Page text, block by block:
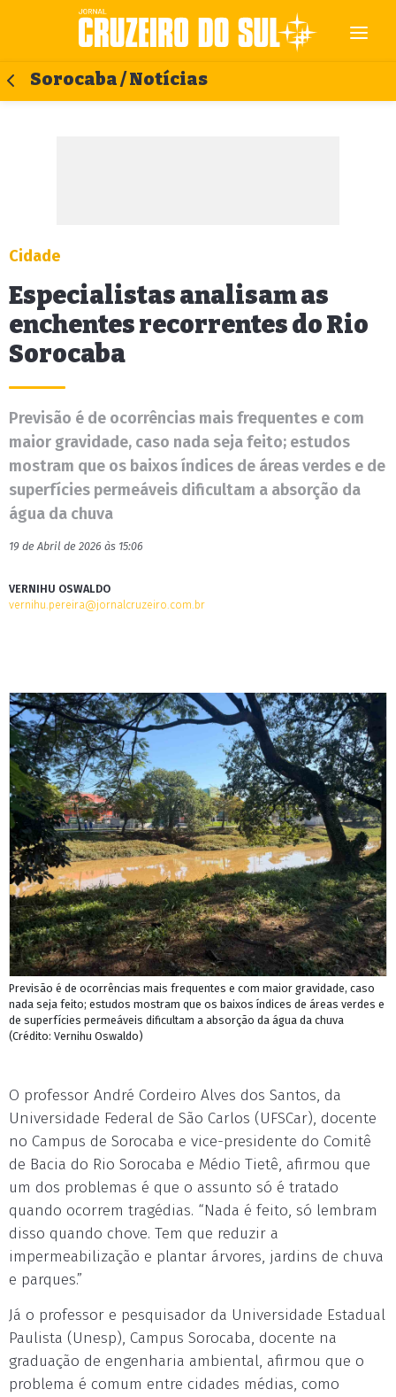
Sorocaba / Notícias
Cidade
Especialistas analisam as
enchentes recorrentes do Rio
Sorocaba
Previsão é de ocorrências mais frequentes e com
maior gravidade, caso nada seja feito; estudos
mostram que os baixos índices de áreas verdes e de
superfícies permeáveis dificultam a absorção da
água da chuva
19 de Abril de 2026 às 15:06
VERNIHU OSWALDO
vernihu.pereira@jornalcruzeiro.com.br
Previsão é de ocorrências mais frequentes e com maior gravidade, caso
nada seja feito; estudos mostram que os baixos índices de áreas verdes e
de superfícies permeáveis dificultam a absorção da água da chuva
(Crédito: Vernihu Oswaldo)
O professor André Cordeiro Alves dos Santos, da
Universidade Federal de São Carlos (UFSCar), docente
no Campus de Sorocaba e vice-presidente do Comitê
de Bacia do Rio Sorocaba e Médio Tietê, afirmou que
um dos problemas é que o assunto só é tratado
quando ocorrem tragédias. “Nada é feito, só lembram
disso quando chove. Tem que reduzir a
impermeabilização e plantar árvores, jardins de chuva
e parques.”
Já o professor e pesquisador da Universidade Estadual
Paulista (Unesp), Campus Sorocaba, docente na
graduação de engenharia ambiental, afirmou que o
problema é comum entre cidades médias, como